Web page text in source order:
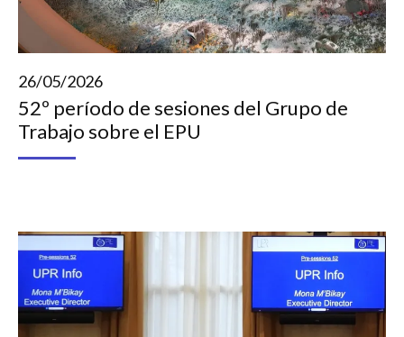
26/05/2026
52º período de sesiones del Grupo de
Trabajo sobre el EPU